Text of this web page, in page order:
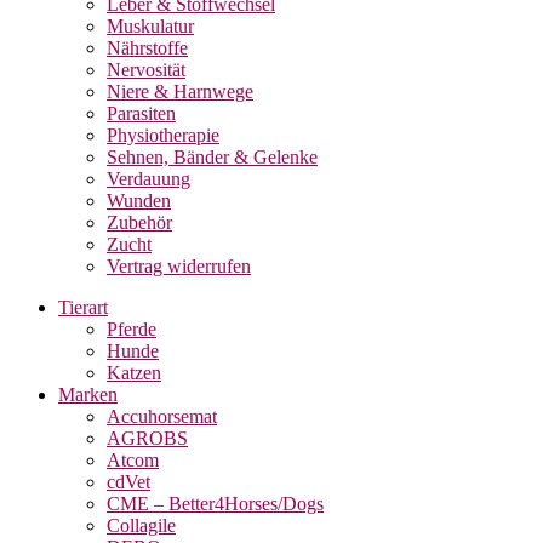
Muskulatur
Nährstoffe
Nervosität
Niere & Harnwege
Parasiten
Physiotherapie
Sehnen, Bänder & Gelenke
Verdauung
Wunden
Zubehör
Zucht
Vertrag widerrufen
Tierart
Pferde
Hunde
Katzen
Marken
Accuhorsemat
AGROBS
Atcom
cdVet
CME – Better4Horses/Dogs
Collagile